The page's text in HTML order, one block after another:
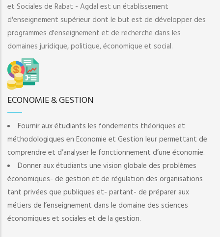
et Sociales de Rabat - Agdal est un établissement
d'enseignement supérieur dont le but est de développer des
programmes d'enseignement et de recherche dans les
domaines juridique, politique, économique et social.
ECONOMIE & GESTION
Fournir aux étudiants les fondements théoriques et
méthodologiques en Economie et Gestion leur permettant de
comprendre et d’analyser le fonctionnement d’une économie.
Donner aux étudiants une vision globale des problèmes
économiques- de gestion et de régulation des organisations
tant privées que publiques et- partant- de préparer aux
métiers de l’enseignement dans le domaine des sciences
économiques et sociales et de la gestion.